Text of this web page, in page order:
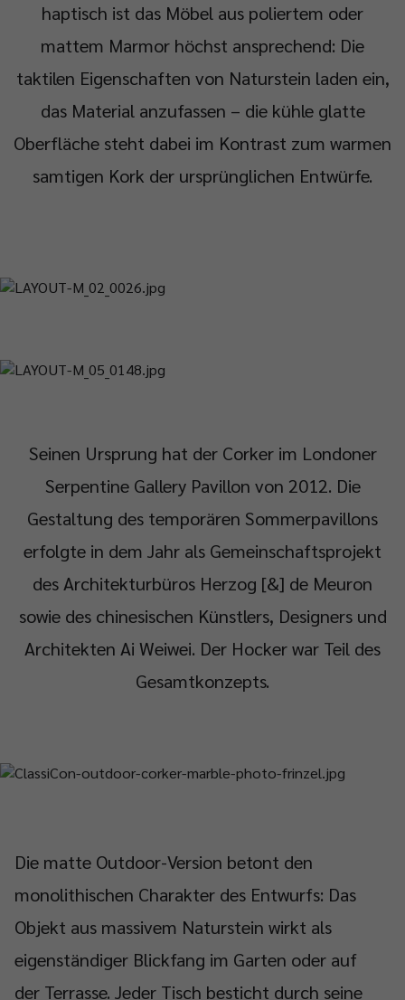
haptisch ist das Möbel aus poliertem oder
mattem Marmor höchst ansprechend: Die
taktilen Eigenschaften von Naturstein laden ein,
das Material anzufassen – die kühle glatte
Oberfläche steht dabei im Kontrast zum warmen
samtigen Kork der ursprünglichen Entwürfe.
Seinen Ursprung hat der Corker im Londoner
Serpentine Gallery Pavillon von 2012. Die
Gestaltung des temporären Sommerpavillons
erfolgte in dem Jahr als Gemeinschaftsprojekt
des Architekturbüros Herzog [&] de Meuron
sowie des chinesischen Künstlers, Designers und
Architekten Ai Weiwei. Der Hocker war Teil des
Gesamtkonzepts.
Die matte Outdoor-Version betont den
monolithischen Charakter des Entwurfs: Das
Objekt aus massivem Naturstein wirkt als
eigenständiger Blickfang im Garten oder auf
der Terrasse. Jeder Tisch besticht durch seine